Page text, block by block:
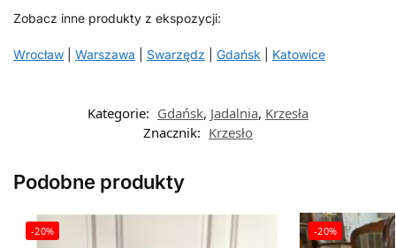
Zobacz inne produkty z ekspozycji:
Wrocław Warszawa Swarzędz Gdańsk Katowice
Kategorie: Gdańsk, Jadalnia, Krzesła
Znacznik: Krzesło
Podobne produkty
-20% -20%